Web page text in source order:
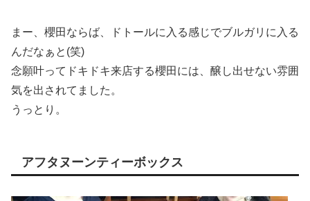
まー、櫻田ならば、ドトールに入る感じでブルガリに入る
んだなぁと(笑)
念願叶ってドキドキ来店する櫻田には、醸し出せない雰囲
気を出されてました。
うっとり。
アフタヌーンティーボックス